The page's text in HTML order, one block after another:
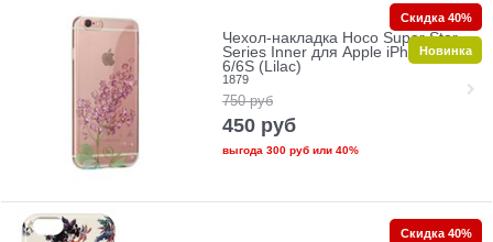
Чехол-накладка Hoco Super Star
Series Inner для Apple iPhone
6/6S (Lilac)
1879
750 руб
450 руб
выгода 300 рубили 40%
Скидка 40%
Новинка
Скидка 40%